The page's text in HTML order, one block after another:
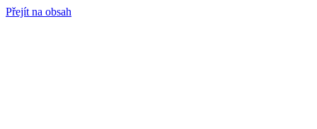
Přejít na obsah